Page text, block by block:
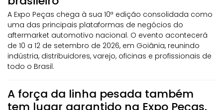
A Expo Peças chega à sua 10ª edição consolidada como
uma das principais plataformas de negócios do
aftermarket automotivo nacional. O evento acontecerá
de 10 a 12 de setembro de 2026, em Goiânia, reunindo
indústria, distribuidores, varejo, oficinas e profissionais de
todo o Brasil.
A força da linha pesada também
tem lugar garantido na Expo Peças.